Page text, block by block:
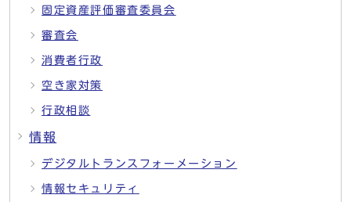
固定資産評価審査委員会
審査会
消費者行政
空き家対策
行政相談
情報
デジタルトランスフォーメーション
情報セキュリティ